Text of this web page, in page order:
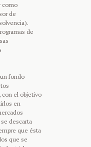
como
de
de
fondo
con el objetivo
en
descarta
que ésta
que se